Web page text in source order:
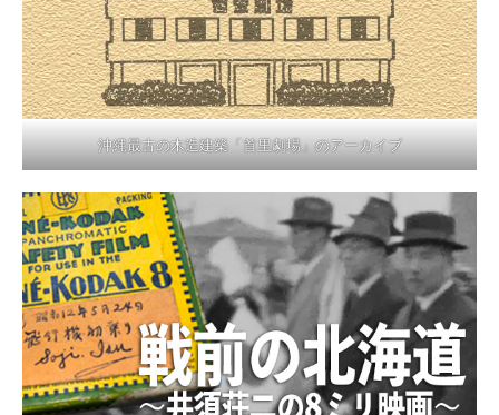
沖縄最古の木造建築「首里劇場」のアーカイブ